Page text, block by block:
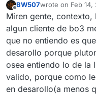
Offline
BW507wrote on Feb 14,
last edited by
Miren gente, contexto,
algun cliente de bo3
que no entiendo es
desarollo porque
osea entiendo lo de la
valido, porque como
en desarollo(a menos